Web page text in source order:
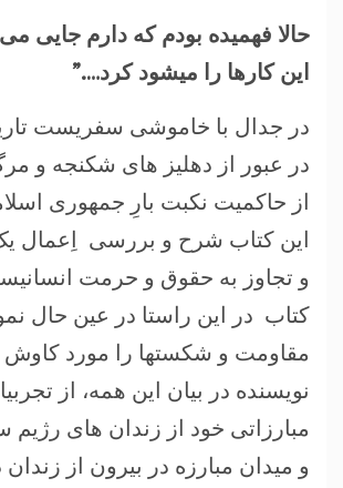
حالا فهمیده بودم که دارم جایی
این کارها را میشود کرد….”
در جدال با خاموشی سفریست
در عبور از دهلیز های شکنجه و
از حاکمیت نکبت بارِ جمهوری
این کتاب شرح و بررسی اِعمال
و تجاوز به حقوق و حرمت
کتاب در این راستا در عين حال
مقاومت و شکستها را مورد کاوش
نويسنده در بیان این همه، از
مبارزاتی خود از زندان های
و میدان مبارزه در بیرون از